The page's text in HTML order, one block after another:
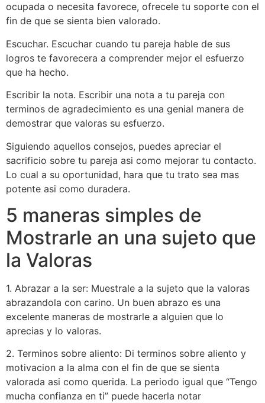
ocupada o necesita favorece, ofrecele tu soporte con el
fin de que se sienta bien valorado.
Escuchar. Escuchar cuando tu pareja hable de sus
logros te favorecera a comprender mejor el esfuerzo
que ha hecho.
Escribir la nota. Escribir una nota a tu pareja con
terminos de agradecimiento es una genial manera de
demostrar que valoras su esfuerzo.
Siguiendo aquellos consejos, puedes apreciar el
sacrificio sobre tu pareja asi­ como mejorar tu contacto.
Lo cual a su oportunidad, hara que tu trato sea mas
potente asi­ como duradera.
5 maneras simples de
Mostrarle an una sujeto que
la Valoras
1. Abrazar a la ser: Muestrale a la sujeto que la valoras
abrazandola con carino. Un buen abrazo es una
excelente maneras de mostrarle a alguien que lo
aprecias y lo valoras.
2. Terminos sobre aliento: Di terminos sobre aliento y
motivacion a la alma con el fin de que se sienta
valorada asi­ como querida. La periodo igual que “Tengo
mucha confianza en ti” puede hacerla notar